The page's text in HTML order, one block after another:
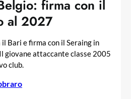
firma con il
al 2027
Bari e firma con il Seraing in
giovane attaccante classe 2005
club.